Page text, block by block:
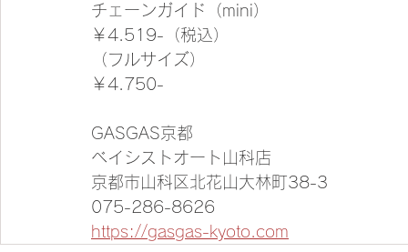
チェーンガイド（mini）
￥4.519-（税込）
（フルサイズ）
￥4.750-
GASGAS京都
ベイシストオート山科店
京都市山科区北花山大林町38-3
075-286-8626
https://gasgas-kyoto.com